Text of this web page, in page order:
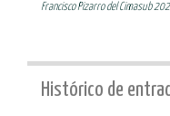
Francisco Pizarro del Cimasub
Histórico de